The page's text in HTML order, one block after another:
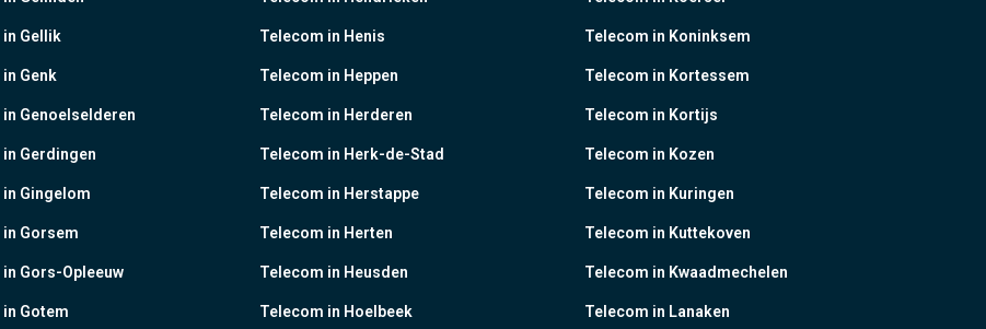
Gellik
Genk
Genoelselderen
Gerdingen
Gingelom
Gorsem
Gors-Opleeuw
Gotem
Telecom in Henis
Telecom in Heppen
Telecom in Herderen
Telecom in Herk-de-Stad
Telecom in Herstappe
Telecom in Herten
Telecom in Heusden
Telecom in Hoelbeek
Telecom in Koninksem
Telecom in Kortessem
Telecom in Kortijs
Telecom in Kozen
Telecom in Kuringen
Telecom in Kuttekoven
Telecom in Kwaadmechelen
Telecom in Lanaken